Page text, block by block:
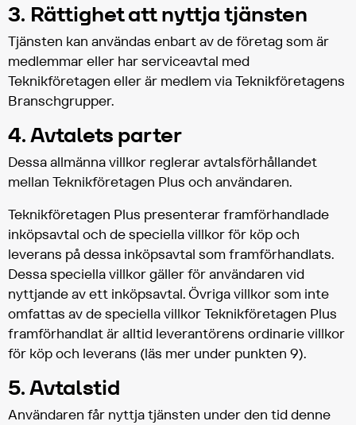
3. Rättighet att nyttja tjänsten
Tjänsten kan användas enbart av de företag som är
medlemmar eller har serviceavtal med
Teknikföretagen eller är medlem via Teknikföretagens
Branschgrupper.
4. Avtalets parter
Dessa allmänna villkor reglerar avtalsförhållandet
mellan Teknikföretagen Plus och användaren.
Teknikföretagen Plus presenterar framförhandlade
inköpsavtal och de speciella villkor för köp och
leverans på dessa inköpsavtal som framförhandlats.
Dessa speciella villkor gäller för användaren vid
nyttjande av ett inköpsavtal. Övriga villkor som inte
omfattas av de speciella villkor Teknikföretagen Plus
framförhandlat är alltid leverantörens ordinarie villkor
för köp och leverans (läs mer under punkten 9).
5. Avtalstid
Användaren får nyttja tjänsten under den tid denne